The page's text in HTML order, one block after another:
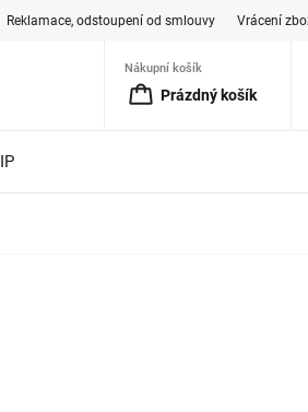
Reklamace, odstoupení od smlouvy Vrácení
Nákupní košík
Prázdný košík